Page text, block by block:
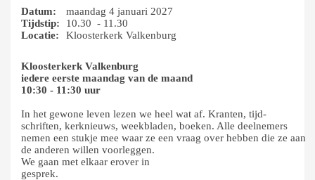
Datum:
maandag 4 januari 2027
Tijdstip:
10.30 - 11.30
Locatie:
Kloosterkerk Valkenburg
Kloosterkerk Valkenburg
iedere eerste maandag van de maand
10:30 - 11:30 uur
In het gewone leven lezen we heel wat af. Kranten, tijd-
schriften, kerknieuws, weekbladen, boeken. Alle deelnemers
nemen een stukje mee waar ze een vraag over hebben die ze aan
de anderen willen voorleggen.
We gaan met elkaar erover in
gesprek.